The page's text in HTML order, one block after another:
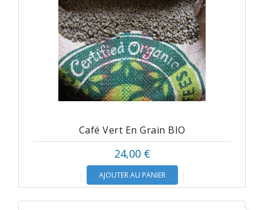
Café Vert En Grain BIO
24,00 €
AJOUTER AU PANIER